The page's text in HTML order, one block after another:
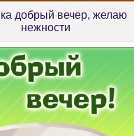
добрый вечер, желаю
нежности